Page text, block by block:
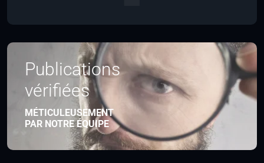
Publications
vérifiées
MÉTICULEUSEMENT
PAR NOTRE ÉQUIPE